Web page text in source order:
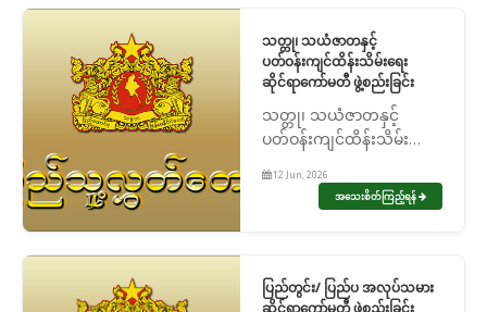
သတ္တု၊ သယံဇာတနှင့်
ပတ်ဝန်းကျင်ထိန်းသိမ်းရေး
ဆိုင်ရာကော်မတီ ဖွဲ့စည်းခြင်း
သတ္တု၊ သယံဇာတနှင့်
ပတ်ဝန်းကျင်ထိန်းသိမ်းရေး
12 Jun, 2026
အသေးစိတ်ကြည့်ရန်
ပြည်တွင်း/ ပြည်ပ အလုပ်သမား
ဆိုင်ရာကော်မတီ ဖွဲ့စည်းခြင်း